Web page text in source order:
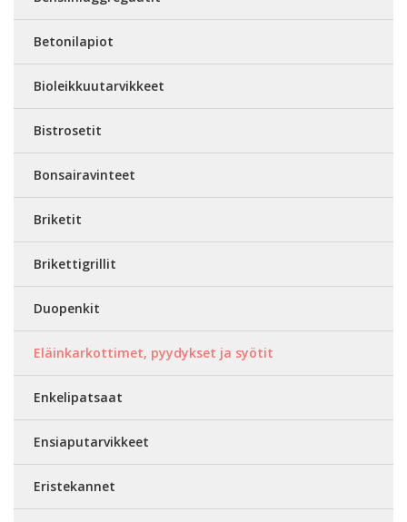
Betonilapiot
Bioleikkuutarvikkeet
Bistrosetit
Bonsairavinteet
Briketit
Brikettigrillit
Duopenkit
Eläinkarkottimet, pyydykset ja syötit
Enkelipatsaat
Ensiaputarvikkeet
Eristekannet